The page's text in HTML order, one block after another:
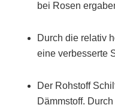
bei Rosen
Durch die relativ
eine verbesserte
Der Rohstoff
Dämmstoff.